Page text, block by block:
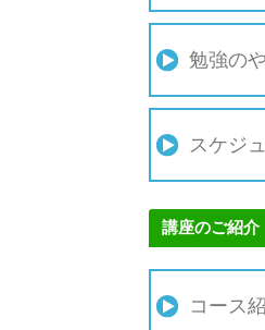
勉強の
スケジ
講座のご紹介
コース